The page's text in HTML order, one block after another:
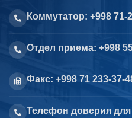
Коммутатор: +998 71-
Отдел приема: +998
Факс: +998 71 233-37-
Телефон доверия